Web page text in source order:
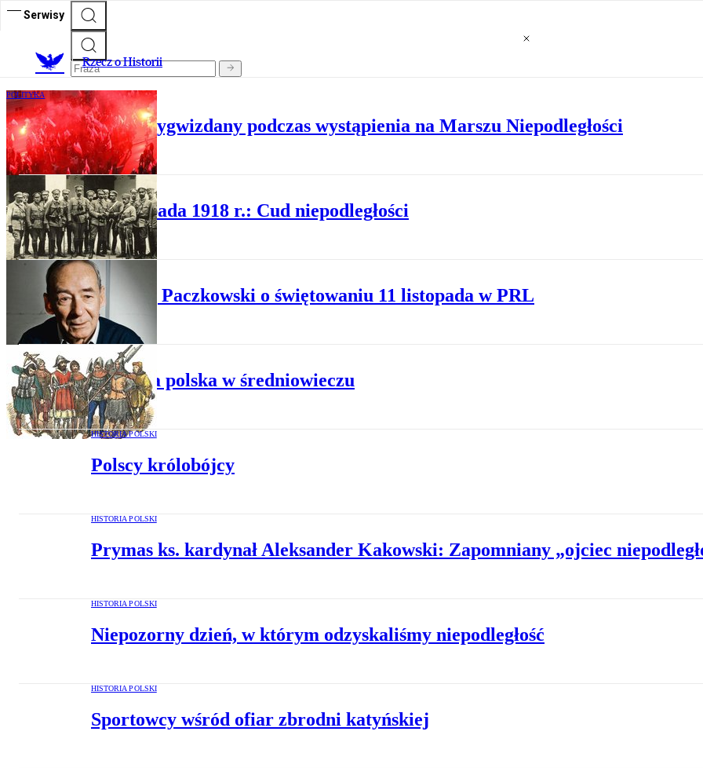
Serwisy
Rzecz o Historii
POLITYKA
Krzysztof Bosak wygwizdany podczas wystąpienia na Marszu Niepodległości
HISTORIA
11 listopada 1918 r.: Cud niepodległości
PLUS MINUS
Andrzej Paczkowski o świętowaniu 11 listopada w PRL
HISTORIA POLSKI
Piechota polska w średniowieczu
HISTORIA POLSKI
Polscy królobójcy
HISTORIA POLSKI
Prymas ks. kardynał Aleksander Kakowski: Zapomniany „ojciec
HISTORIA POLSKI
Niepozorny dzień, w którym odzyskaliśmy niepodległość
HISTORIA POLSKI
Sportowcy wśród ofiar zbrodni katyńskiej